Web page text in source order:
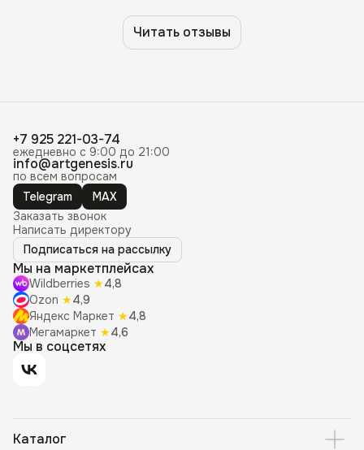
Читать отзывы
+7 925 221-03-74
ежедневно с 9:00 до 21:00
info@artgenesis.ru
по всем вопросам
Telegram
MAX
Заказать звонок
Написать директору
Подписаться на рассылку
Мы на маркетплейсах
Wildberries ★4,8
Ozon ★4,9
Яндекс Маркет ★4,8
Мегамаркет ★4,6
Мы в соцсетях
Каталог